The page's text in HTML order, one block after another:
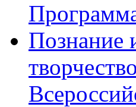
Познание
творчество